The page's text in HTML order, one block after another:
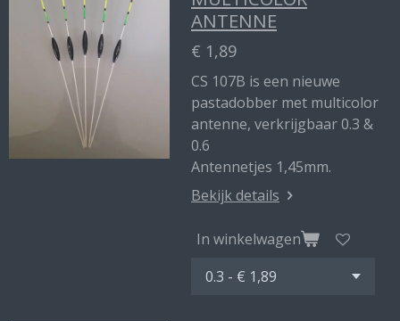
ANTENNE
€ 1,89
CS 107B is een nieuwe
pastadobber met multicolor
antenne, verkrijgbaar 0.3 &
0.6
Antennetjes 1,45mm.
Bekijk details
In winkelwagen